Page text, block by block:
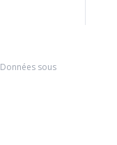
sous